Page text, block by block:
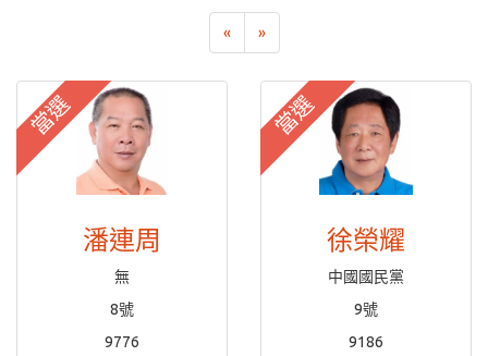
« »
當選
潘連周
無
8號
9776
當選
徐榮耀
中國國民黨
9號
9186